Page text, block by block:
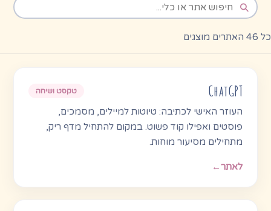
כל 46 האתרים מוצגים
ChatGPT טקסט ושיחה
העוזר האישי לכתיבה: טיוטות למיילים, מסמכים,
פוסטים ואפילו קוד פשוט. במקום להתחיל מדף ריק,
מתחילים מסיעור מוחות.
לאתר←